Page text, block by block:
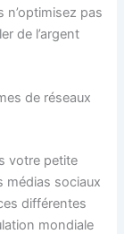
n’optimisez pas
de l’argent
de réseaux
votre petite
médias sociaux
différentes
mondiale